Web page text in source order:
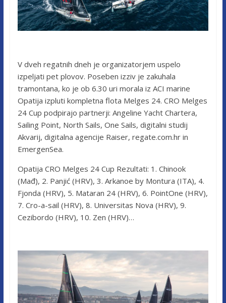
V dveh regatnih dneh je organizatorjem uspelo
izpeljati pet plovov. Poseben izziv je zakuhala
tramontana, ko je ob 6.30 uri morala iz ACI marine
Opatija izpluti kompletna flota Melges 24. CRO Melges
24 Cup podpirajo partnerji: Angeline Yacht Chartera,
Sailing Point, North Sails, One Sails, digitalni studij
Akvarij, digitalna agencije Raiser, regate.com.hr in
EmergenSea.
Opatija CRO Melges 24 Cup Rezultati: 1. Chinook
(Mađ), 2. Panjić (HRV), 3. Arkanoe by Montura (ITA), 4.
Fjonda (HRV), 5. Mataran 24 (HRV), 6. PointOne (HRV),
7. Cro-a-sail (HRV), 8. Universitas Nova (HRV), 9.
Cezibordo (HRV), 10. Zen (HRV)…